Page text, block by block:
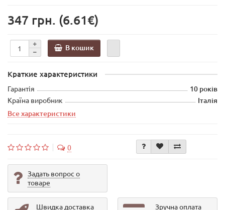
347 грн. (6.61€)
В кошик
Краткие характеристики
Гарантія 10 років
Країна виробник
Італія
Все характеристики
0
Задать вопрос о
товаре
Швидка доставка Зручна оплата